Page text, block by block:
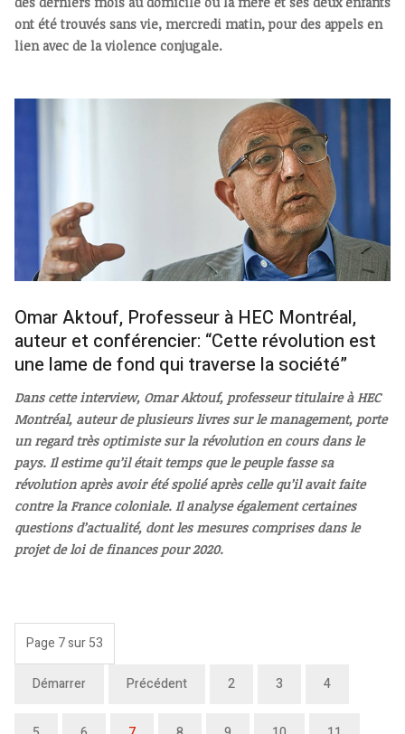
ont été trouvés sans vie, mercredi matin, pour des appels en
lien avec de la violence conjugale.
Omar Aktouf, Professeur à HEC Montréal,
auteur et conférencier: “Cette révolution est
une lame de fond qui traverse la société”
Dans cette interview, Omar Aktouf, professeur titulaire à HEC
Montréal, auteur de plusieurs livres sur le management, porte
un regard très optimiste sur la révolution en cours dans le
pays. Il estime qu’il était temps que le peuple fasse sa
révolution après avoir été spolié après celle qu’il avait faite
contre la France coloniale. Il analyse également certaines
questions d’actualité, dont les mesures comprises dans le
projet de loi de finances pour 2020.
Page 7 sur 53
Démarrer Précédent 2 3 4